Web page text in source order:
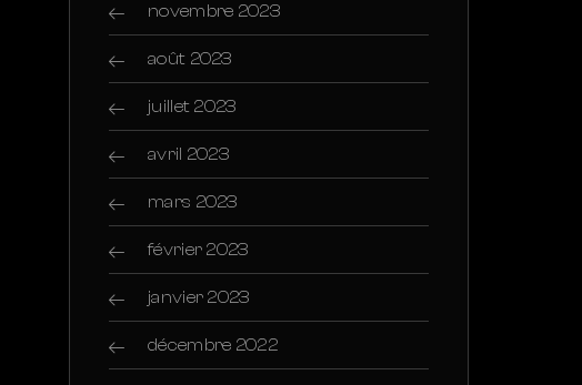
novembre 2023
août 2023
juillet 2023
avril 2023
mars 2023
février 2023
janvier 2023
décembre 2022